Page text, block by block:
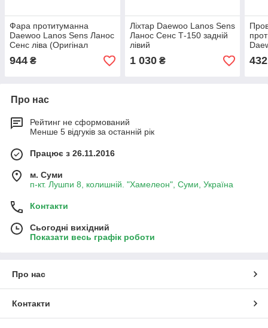
Фара протитуманна
Daewoo Lanos Sens Ланос
Сенс ліва (Оригінал
Польща)
944 ₴
Ліхтар Daewoo Lanos Sens
Ланос Сенс Т-150 задній
лівий
1 030₴ 432
Про нас
Рейтинг не сформований
Менше 5 відгуків за останній рік
Працює з 26.11.2016
м. Суми
п-кт. Лушпи 8, колишній. "Хамелеон", Суми, Україна
Контакти
Сьогодні вихідний
Показати весь графік роботи
Про нас
Контакти